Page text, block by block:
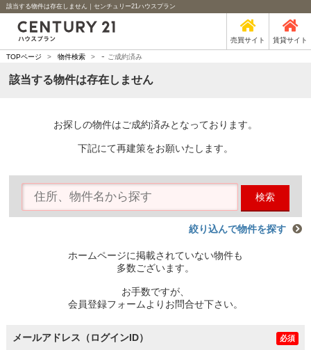
該当する物件は存在しません｜センチュリー21ハウスプラン
売買サイト 賃貸サイト
TOPページ > 物件検索 > - ご成約済み
該当する物件は存在しません
お探しの物件はご成約済みとなっております。
下記にて再建策をお願いたします。
検索
絞り込んで物件を探す
ホームページに掲載されていない物件も
多数ございます。
お手数ですが、
会員登録フォームよりお問合せ下さい。
メールアドレス（ログインID） 必須